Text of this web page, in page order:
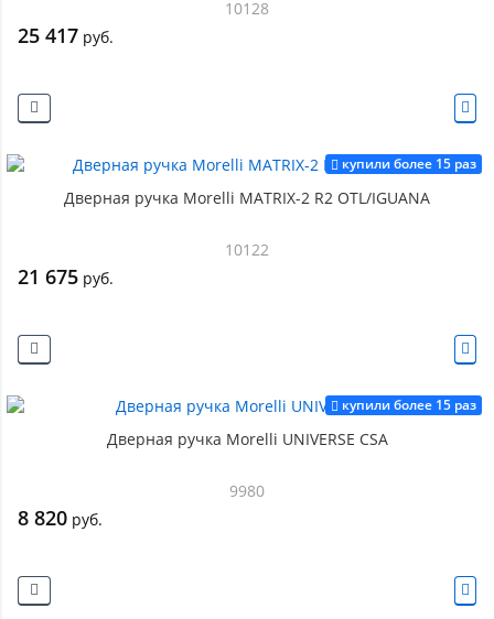
10128
25 417 руб.
купили более 15 раз
Дверная ручка Morelli MATRIX-2 R2 OTL/IGUANA
10122
21 675 руб.
купили более 15 раз
Дверная ручка Morelli UNIVERSE CSA
9980
8 820 руб.